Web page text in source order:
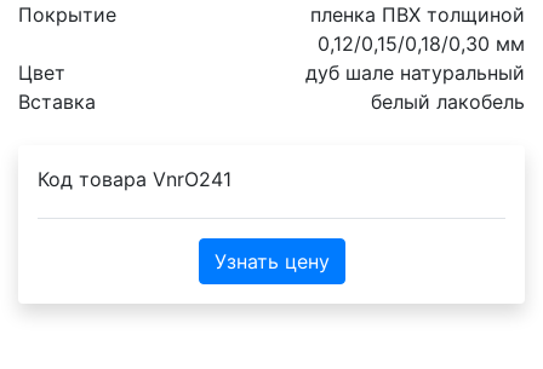
Покрытие
пленка ПВХ толщиной
0,12/0,15/0,18/0,30 мм
Цвет
дуб шале натуральный
Вставка
белый лакобель
Код товара VnrO241
Узнать цену